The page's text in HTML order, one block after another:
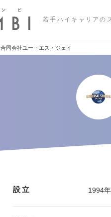
若手ハイキャリアの
合同会社ユー・エス・ジェイ
設立 1994年